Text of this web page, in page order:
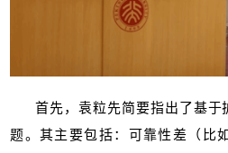
首先，袁粒先简要指出了基于
题。其主要包括：可靠性差（比